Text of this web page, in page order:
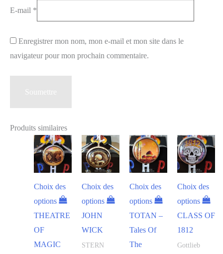
E-mail *
Enregistrer mon nom, mon e-mail et mon site dans le
navigateur pour mon prochain commentaire.
Produits similaires
Choix des
options
THEATRE
OF
MAGIC
Choix des
options
JOHN
WICK
STERN
Choix des
options
TOTAN –
Tales Of
The
Choix des
options
CLASS OF
1812
Gottlieb